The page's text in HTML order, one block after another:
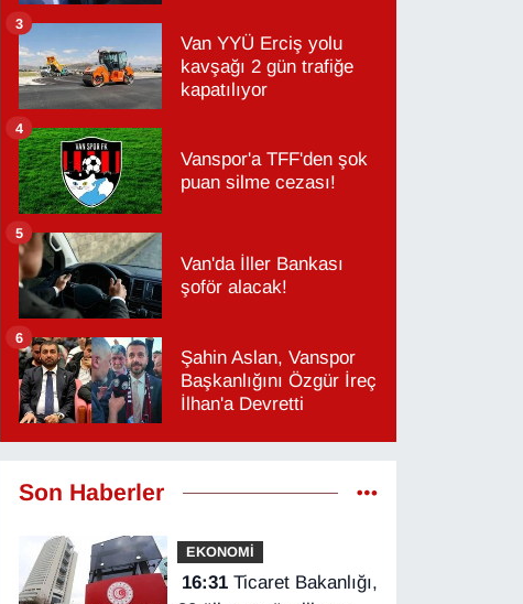
Van YYÜ Erciş yolu
kavşağı 2 gün trafiğe
kapatılıyor
3
Vanspor'a TFF'den şok
puan silme cezası!
4
Van'da İller Bankası
şoför alacak!
5
Şahin Aslan, Vanspor
Başkanlığını Özgür İreç
İlhan'a Devretti
6
Son Haberler
EKONOMİ
16:31Ticaret Bakanlığı,